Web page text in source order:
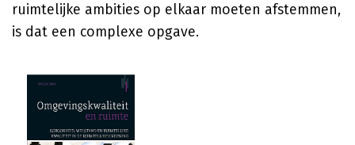
ruimtelijke ambities op elkaar moeten afstemmen,
is dat een complexe opgave.